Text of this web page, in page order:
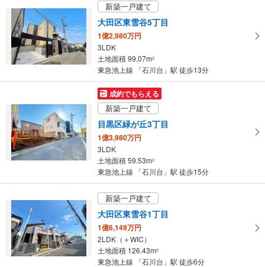
イ
ペ
ー
ジ
存
す
る
新築一戸建て
大田区東雪谷5丁目
1億2,980万円
3LDK
土地面積 99.07m2
東急池上線 「石川台」駅 徒歩13分
成約でもらえる
新築一戸建て
目黒区緑が丘3丁目
1億3,980万円
3LDK
土地面積 59.53m2
東急池上線 「石川台」駅 徒歩15分
新築一戸建て
大田区東雪谷1丁目
1億6,149万円
2LDK（＋WIC）
土地面積 126.43m2
東急池上線 「石川台」駅 徒歩6分